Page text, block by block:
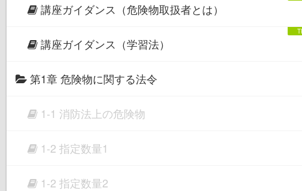
講座ガイダンス（危険物取扱者とは）
講座ガイダンス（学習法）
第1章 危険物に関する法令
1-1 消防法上の危険物
1-2 指定数量1
1-2 指定数量2